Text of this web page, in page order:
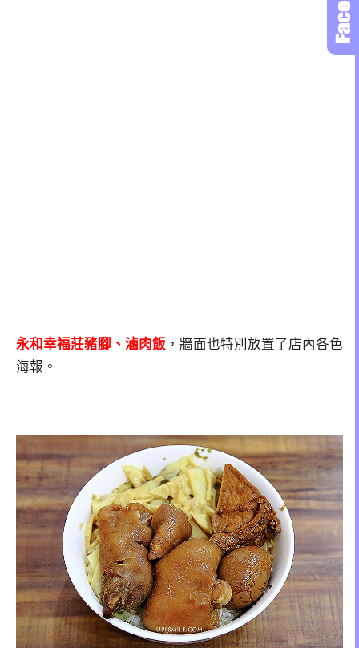
永和幸福莊豬腳、滷肉飯 ，牆面也特別放置了店內各色
海報。